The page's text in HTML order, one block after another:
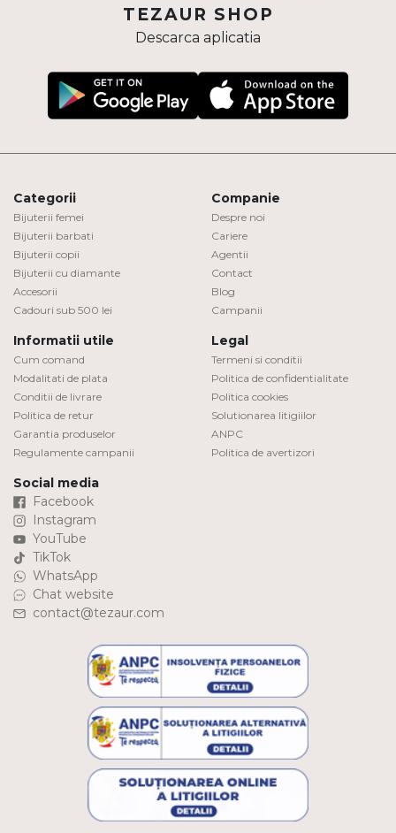
TEZAUR SHOP
Descarca aplicatia
Categorii
Bijuterii femei
Bijuterii barbati
Bijuterii copii
Bijuterii cu diamante
Accesorii
Cadouri sub 500 lei
Companie
Despre noi
Cariere
Agentii
Contact
Blog
Campanii
Informatii utile
Cum comand
Modalitati de plata
Conditii de livrare
Politica de retur
Garantia produselor
Regulamente campanii
Legal
Termeni si conditii
Politica de confidentialitate
Politica cookies
Solutionarea litigiilor
ANPC
Politica de avertizori
Social media
Facebook
Instagram
YouTube
TikTok
WhatsApp
Chat website
contact@tezaur.com